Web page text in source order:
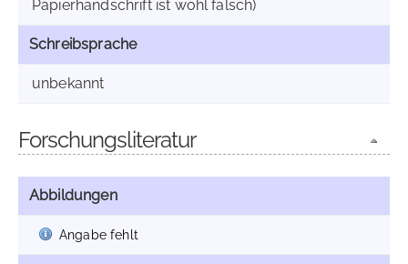
Papierhandschrift ist wohl falsch)
Schreibsprache
unbekannt
Forschungsliteratur
Abbildungen
Angabe fehlt